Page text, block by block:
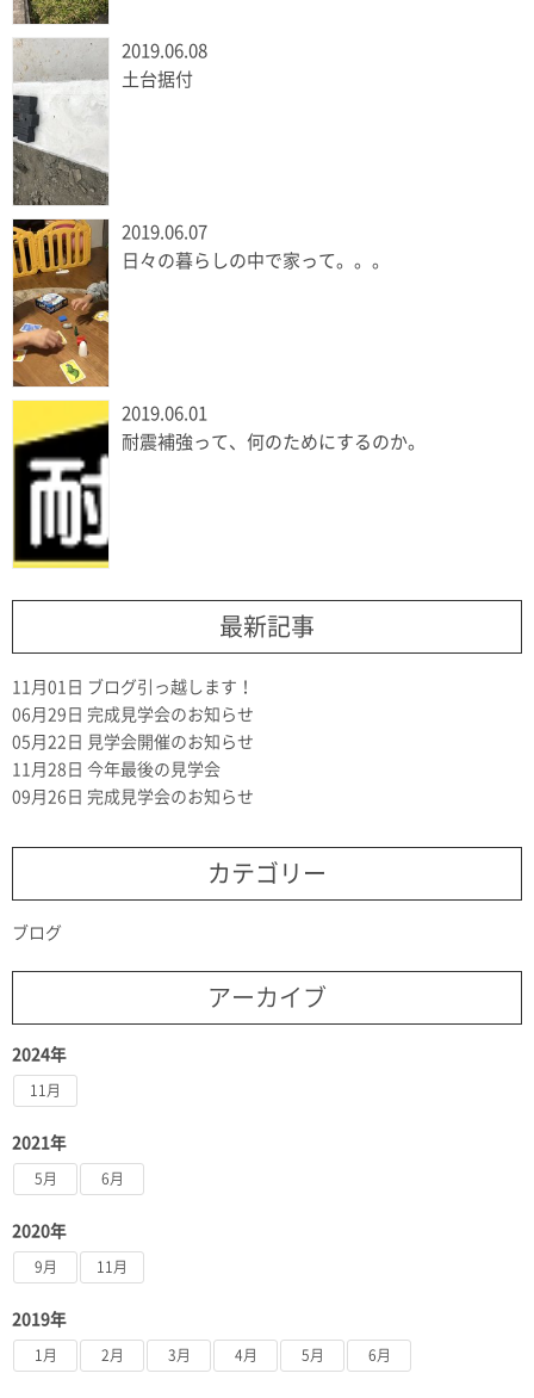
2019.06.08
土台据付
2019.06.07
日々の暮らしの中で家って。。。
2019.06.01
耐震補強って、何のためにするのか。
最新記事
11月01日 ブログ引っ越します！
06月29日 完成見学会のお知らせ
05月22日 見学会開催のお知らせ
11月28日 今年最後の見学会
09月26日 完成見学会のお知らせ
カテゴリー
ブログ
アーカイブ
2024年
11月
2021年
5月 6月
2020年
9月 11月
2019年
1月 2月 3月 4月 5月 6月